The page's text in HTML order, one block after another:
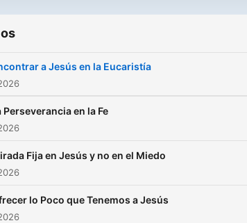
a Jesús en la Eucaristía
Perseverancia en la Fe
Fija en Jesús y no en el Miedo
lo Poco que Tenemos a Jesús